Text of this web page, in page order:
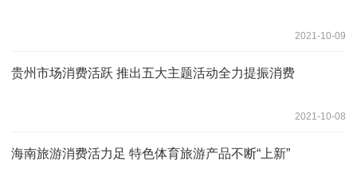
2021-10-09
贵州市场消费活跃 推出五大主题活动全力提振消费
2021-10-08
海南旅游消费活力足 特色体育旅游产品不断“上新”